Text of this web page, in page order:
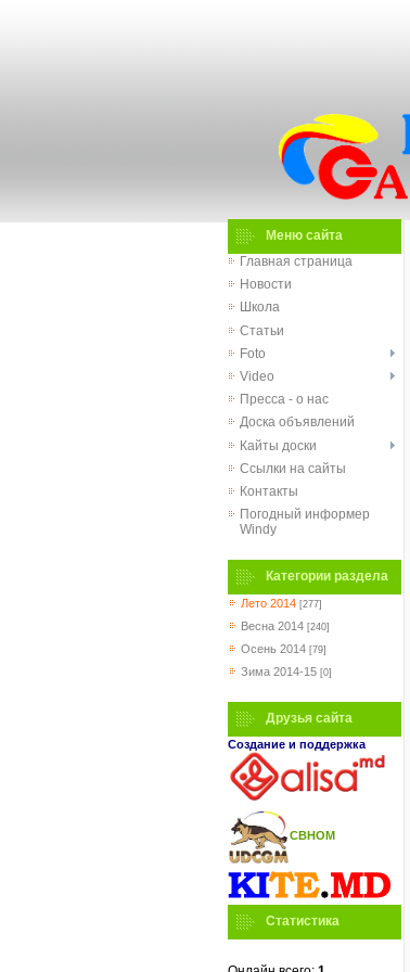
Меню сайта
Главная страница
Новости
Школа
Статьи
Foto
Video
Пресса - о нас
Доска объявлений
Кайты доски
Ссылки на сайты
Контакты
Погодный информер
Windy
Категории раздела
Лето 2014 [277]
Весна 2014 [240]
Осень 2014 [79]
Зима 2014-15 [0]
Друзья сайта
Создание и поддержка
СВНОМ
Статистика